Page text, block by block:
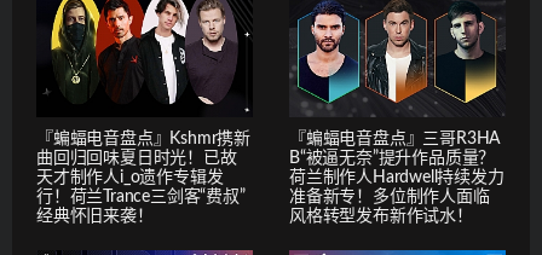
『蝙蝠电音盘点』Kshmr携新
曲回归回味夏日时光！已故
天才制作人i_o遗作专辑发
行！荷兰Trance三剑客“费叔”
经典怀旧来袭！
『蝙蝠电音盘点』三哥R3HA
B“被逼无奈”提升作品质量？
荷兰制作人Hardwell持续发力
准备新专！多位制作人面临
风格转型发布新作试水！